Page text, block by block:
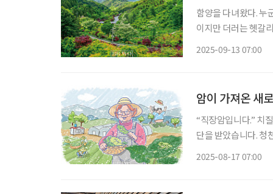
함양을 다녀왔다. 누
이지만 더러는 헷갈
2025-09-13 07:00
암이 가져온 새
“직장암입니다.” 치
단을 받았습니다. 청
2025-08-17 07:00